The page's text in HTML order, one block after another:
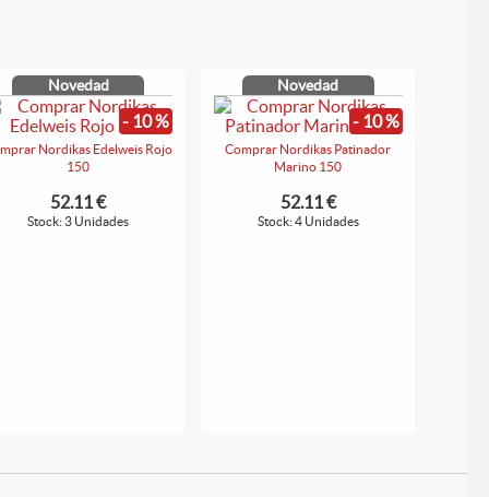
Novedad
- 10 %
Nordikas Edelweis Rojo
150
52.11 €
Stock: 3 Unidades
Novedad
- 10 %
Comprar Nordikas Patinador
Marino 150
52.11 €
Stock: 4 Unidades